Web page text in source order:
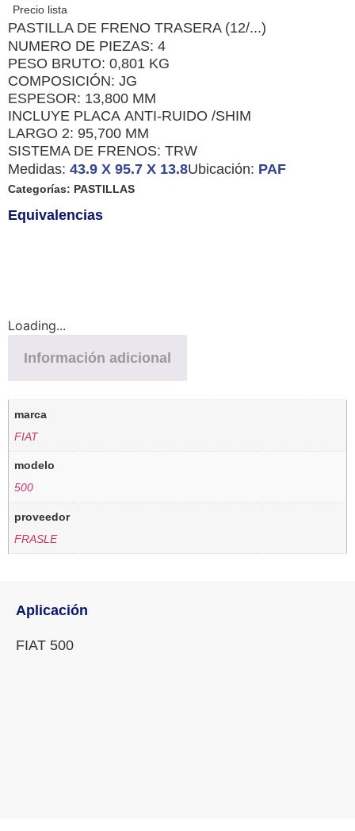
PASTILLA DE FRENO TRASERA (12/...)
NUMERO DE PIEZAS: 4
PESO BRUTO: 0,801 KG
COMPOSICIÓN: JG
ESPESOR: 13,800 MM
INCLUYE PLACA ANTI-RUIDO /SHIM
LARGO 2: 95,700 MM
SISTEMA DE FRENOS: TRW
Medidas: 43.9 X 95.7 X 13.8Ubicación: PAF
Categorías: PASTILLAS
Equivalencias
Loading...
Información adicional
marca
FIAT
modelo
500
proveedor
FRASLE
Aplicación
FIAT 500